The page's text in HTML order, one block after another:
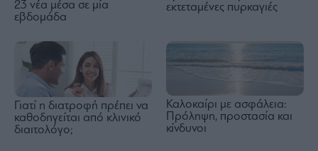
23 νέα μέσα σε μία
εβδομάδα
εκτεταμένες πυρκαγιές
Γιατί η διατροφή πρέπει να
καθοδηγείται από κλινικό
διαιτολόγο;
Καλοκαίρι με ασφάλεια:
Πρόληψη, προστασία και
κίνδυνοι